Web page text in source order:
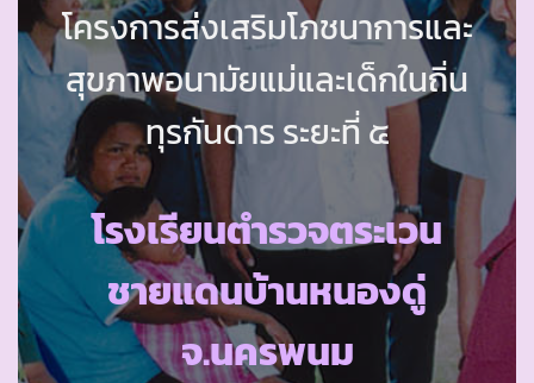
โครงการส่งเสริมโภชนาการและ
สุขภาพอนามัยแม่และเด็กในถิ่น
ทุรกันดาร ระยะที่ ๕
โรงเรียนตำรวจตระเวน
ชายแดนบ้านหนองดู่
จ.นครพนม